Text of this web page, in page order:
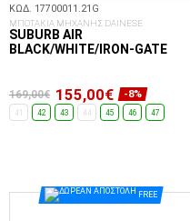
ΚΩΔ. 17700011.21G
ΜΠΟΤΑΚΙΑ ΜΗΧΑΝΗΣ DAINESE
SUBURB AIR
BLACK/WHITE/IRON-GATE
169,00€ 155,00€ -8%
41 42 43 44 45 46 47
FREE